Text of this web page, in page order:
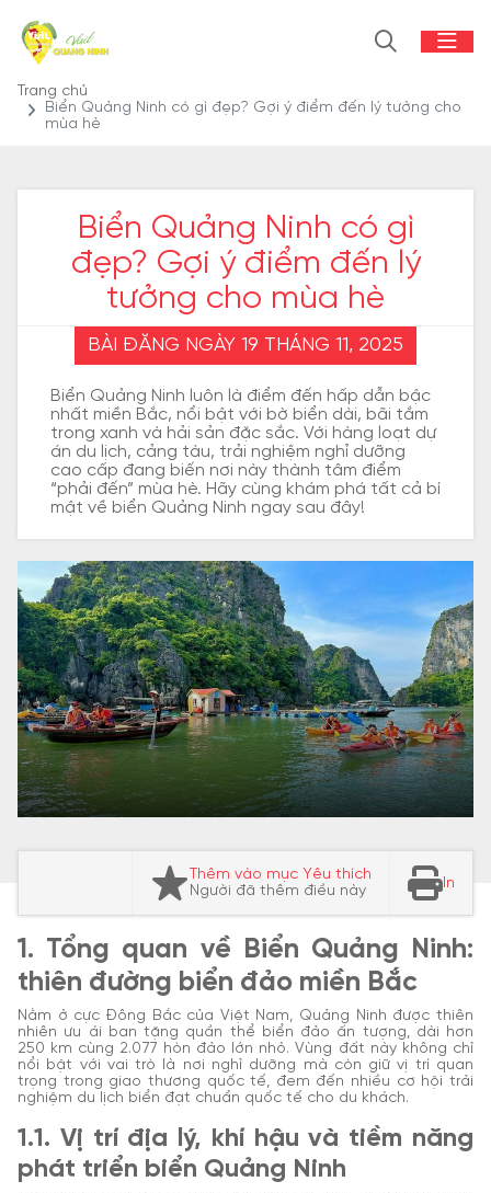
Trang chủ
Biển Quảng Ninh có gì đẹp? Gợi ý điểm đến lý tưởng cho
mùa hè
Biển Quảng Ninh có gì
đẹp? Gợi ý điểm đến lý
tưởng cho mùa hè
BÀI ĐĂNG NGÀY 19 THÁNG 11, 2025
Biển Quảng Ninh luôn là điểm đến hấp dẫn bậc
nhất miền Bắc, nổi bật với bờ biển dài, bãi tắm
trong xanh và hải sản đặc sắc. Với hàng loạt dự
án du lịch, cảng tàu, trải nghiệm nghỉ dưỡng
cao cấp đang biến nơi này thành tâm điểm
“phải đến” mùa hè. Hãy cùng khám phá tất cả bí
mật về biển Quảng Ninh ngay sau đây!
Thêm vào mục Yêu thích
Người đã thêm điều này
In
1. Tổng quan về Biển Quảng Ninh:
thiên đường biển đảo miền Bắc
Nằm ở cực Đông Bắc của Việt Nam, Quảng Ninh được thiên
nhiên ưu ái ban tặng quần thể biển đảo ấn tượng, dài hơn
250 km cùng 2.077 hòn đảo lớn nhỏ. Vùng đất này không chỉ
nổi bật với vai trò là nơi nghỉ dưỡng mà còn giữ vị trí quan
trọng trong giao thương quốc tế, đem đến nhiều cơ hội trải
nghiệm du lịch biển đạt chuẩn quốc tế cho du khách.
1.1. Vị trí địa lý, khí hậu và tiềm năng
phát triển biển Quảng Ninh